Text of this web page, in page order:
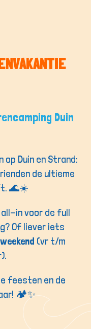
Duin
op Duin en Strand:
de ultieme
🌊☀️
all-in voor de full
Of liever iets
(vr t/m
feesten en de
🏕️✨